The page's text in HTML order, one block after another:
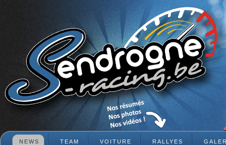
NEWS TEAM VOITURE RALLYES